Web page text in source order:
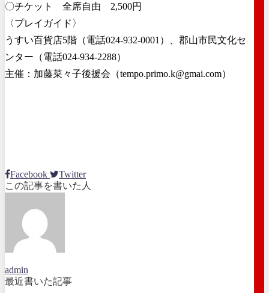
〇チケット 全席自由 2,500円
〈プレイガイド〉
うすい百貨店5階（電話024-932-0001）、郡山市民文化セ
ンター（電話024-934-2288）
主催：加藤菜々子後援会（tempo.primo.k@gmai.com）
Facebook
Twitter
この記事を書いた人
admin
最近書いた記事